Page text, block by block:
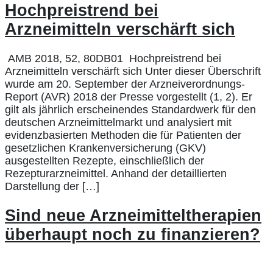
Hochpreistrend bei
Arzneimitteln verschärft sich
AMB 2018, 52, 80DB01 Hochpreistrend bei
Arzneimitteln verschärft sich Unter dieser Überschrift
wurde am 20. September der Arzneiverordnungs-
Report (AVR) 2018 der Presse vorgestellt (1, 2). Er
gilt als jährlich erscheinendes Standardwerk für den
deutschen Arzneimittelmarkt und analysiert mit
evidenzbasierten Methoden die für Patienten der
gesetzlichen Krankenversicherung (GKV)
ausgestellten Rezepte, einschließlich der
Rezepturarzneimittel. Anhand der detaillierten
Darstellung der […]
Sind neue Arzneimitteltherapien
überhaupt noch zu finanzieren?